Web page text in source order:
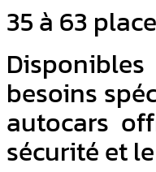
35 à 63
besoins
autocars
sécurité et